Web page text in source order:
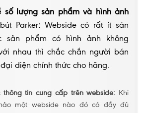
số lượng sản phẩm và hình ảnh
bút Parker:Webside có rất ít sản
sản phẩm có hình ảnh không
nhau thì chắc chắn người bán
diện chính thức cho hãng.
tin cung cấp trên webside: Khi
một webside nào đó có đầy đủ